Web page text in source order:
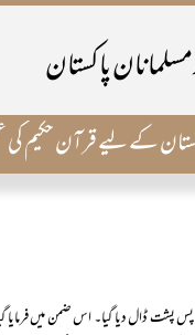
پاکستان
کے لیے قرآن حکیم کی
پس پشت ڈال دیا گیا۔ اس ضمن میں فرمایا